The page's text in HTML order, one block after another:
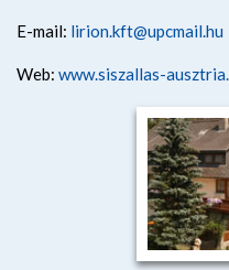
E-mail: lirion.kft@upcmail.hu
Web: www.siszallas-